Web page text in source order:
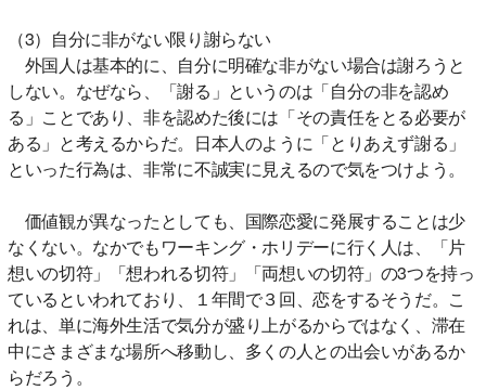
（3）自分に非がない限り謝らない
外国人は基本的に、自分に明確な非がない場合は謝ろうと
しない。なぜなら、「謝る」というのは「自分の非を認め
る」ことであり、非を認めた後には「その責任をとる必要が
ある」と考えるからだ。日本人のように「とりあえず謝る」
といった行為は、非常に不誠実に見えるので気をつけよう。
価値観が異なったとしても、国際恋愛に発展することは少
なくない。なかでもワーキング・ホリデーに行く人は、「片
想いの切符」「想われる切符」「両想いの切符」の3つを持っ
ているといわれており、１年間で３回、恋をするそうだ。こ
れは、単に海外生活で気分が盛り上がるからではなく、滞在
中にさまざまな場所へ移動し、多くの人との出会いがあるか
らだろう。